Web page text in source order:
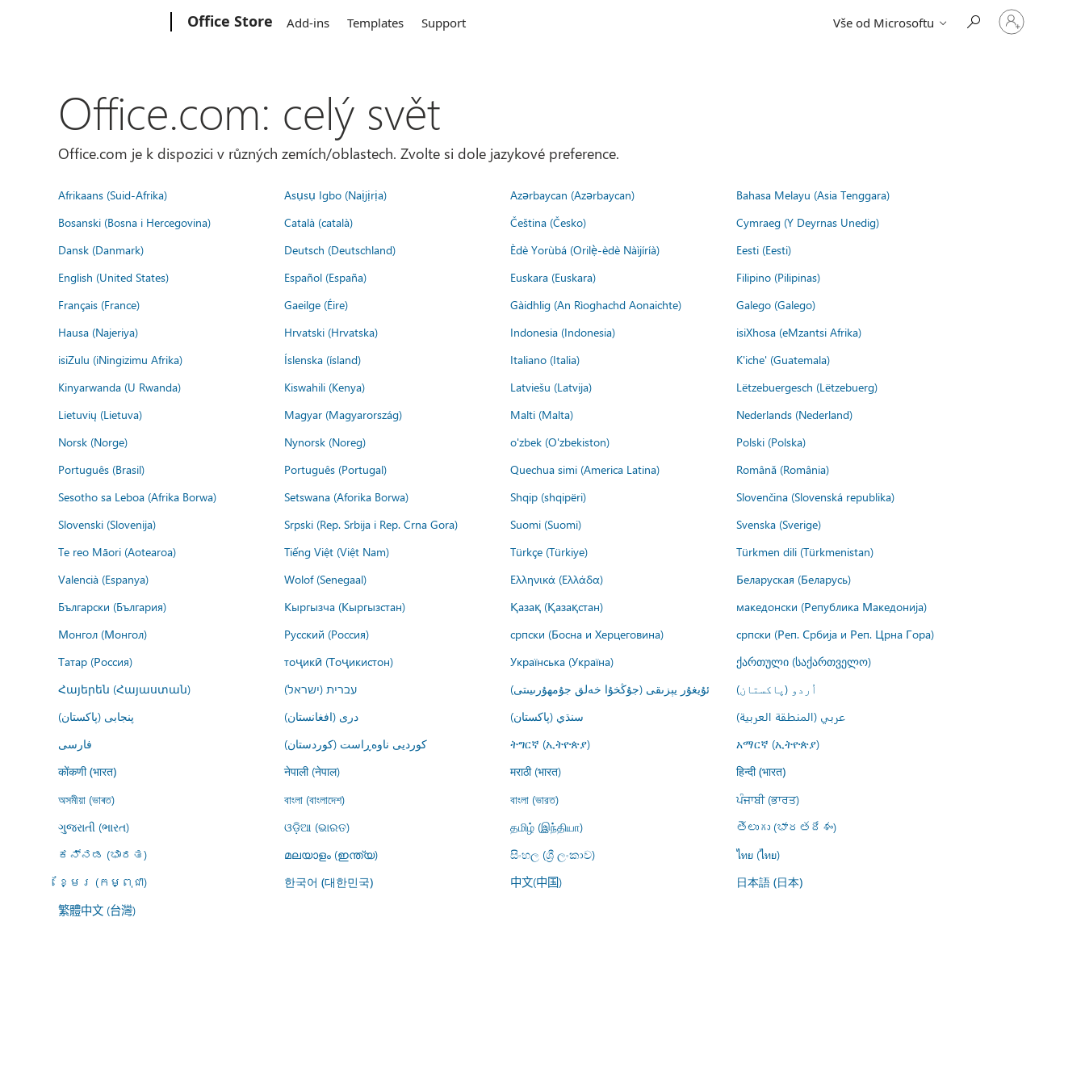
Office Store Add-ins Templates Support Vše od Microsoftu
Přihlaste
se
Office.com: celý svět
Office.com je k dispozici v různých zemích/oblastech. Zvolte si dole jazykové preference.
Afrikaans (Suid-Afrika) Asụsụ Igbo (Naịjịrịa) Azərbaycan (Azərbaycan)
Bahasa Melayu (Asia Tenggara)
Bosanski (Bosna i Hercegovina)
Català (català) Čeština (Česko)
Cymraeg (Y Deyrnas Unedig)
Dansk (Danmark)
Deutsch (Deutschland) Èdè Yorùbá (Orilẹ̀-èdè Nàìjíríà)
Eesti (Eesti)
English (United States)
Español (España) Euskara (Euskara)
Filipino (Pilipinas)
Français (France)
Gaeilge (Éire) Gàidhlig (An Rìoghachd Aonaichte)
Galego (Galego)
Hausa (Najeriya)
Hrvatski (Hrvatska) Indonesia (Indonesia)
isiXhosa (eMzantsi Afrika)
isiZulu (iNingizimu Afrika)
Íslenska (ísland) Italiano (Italia)
K'iche' (Guatemala)
Kinyarwanda (U Rwanda)
Kiswahili (Kenya) Latviešu (Latvija)
Lëtzebuergesch (Lëtzebuerg)
Lietuvių (Lietuva)
Magyar (Magyarország) Malti (Malta)
Nederlands (Nederland)
Norsk (Norge)
Nynorsk (Noreg) o'zbek (O'zbekiston)
Polski (Polska)
Português (Brasil)
Português (Portugal) Quechua simi (America Latina)
Română (România)
Sesotho sa Leboa (Afrika Borwa)
Setswana (Aforika Borwa) Shqip (shqipëri)
Slovenčina (Slovenská republika)
Slovenski (Slovenija)
Srpski (Rep. Srbija i Rep. Crna Gora) Suomi (Suomi)
Svenska (Sverige)
Te reo Māori (Aotearoa)
Tiếng Việt (Việt Nam) Türkçe (Türkiye)
Türkmen dili (Türkmenistan)
Valencià (Espanya)
Wolof (Senegaal) Ελληνικά (Ελλάδα)
Беларуская (Беларусь)
Български (България)
Кыргызча (Кыргызстан) Қазақ (Қазақстан)
македонски (Република Македонија)
Монгол (Монгол)
Русский (Россия) српски (Босна и Херцеговина)
српски (Реп. Србија и Реп. Црна Гора)
Татар (Россия)
тоҷикӣ (Тоҷикистон) Українська (Україна)
ქართული (საქართველო)
Հայերեն (Հայաստան)
עברית (ישראל) ئۇيغۇر يېزىقى (جۇڭخۇا خەلق جۇمھۇرىيىتى)
اُردو (پاکستان)
پنجابی (پاکستان)
درى (افغانستان) سنڌي (پاکستان)
عربي (المنطقة العربية)
فارسى
کوردیی ناوەڕاست (کوردستان) ትግርኛ (ኢትዮጵያ) አማርኛ (ኢትዮጵያ)
कोंकणी (भारत) नेपाली (नेपाल) मराठी (भारत) हिन्दी (भारत)
অসমীয়া (ভাৰত) বাংলা (বাংলাদেশ) বাংলা (ভারত)
ਪੰਜਾਬੀ (ਭਾਰਤ)
ગુજરાતી (ભારત)
ଓଡ଼ିଆ (ଭାରତ) தமிழ் (இந்தியா)
తెలుగు (భారతదేశం)
ಕನ್ನಡ (ಭಾರತ)
മലയാളം (ഇന്ത്യ) සිංහල (ශ්‍රී ලංකාව)
ไทย (ไทย)
ខ្មែរ (កម្ពុជា)
한국어 (대한민국) 中文(中国) 日本語 (日本)
繁體中文 (台灣)